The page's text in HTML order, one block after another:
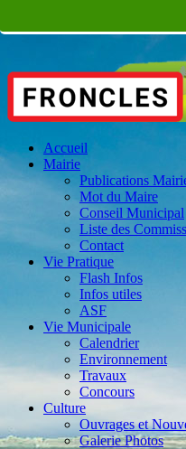
Accueil
Mairie
Publications
Mot du Maire
Conseil Municipal
Liste des
Contact
Vie Pratique
Flash Infos
Infos utiles
ASF
Vie Municipale
Calendrier
Environnement
Travaux
Concours
Culture
Ouvrages et
Galerie Photos